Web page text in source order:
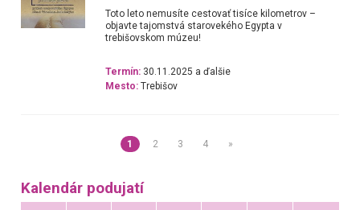
Toto leto nemusíte cestovať tisíce kilometrov –
objavte tajomstvá starovekého Egypta v
trebišovskom múzeu!
Termín: 30.11.2025 a ďalšie
Mesto: Trebišov
1 2 3 4 »
Kalendár podujatí